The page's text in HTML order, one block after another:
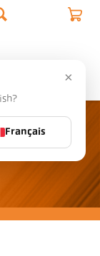
×
Français